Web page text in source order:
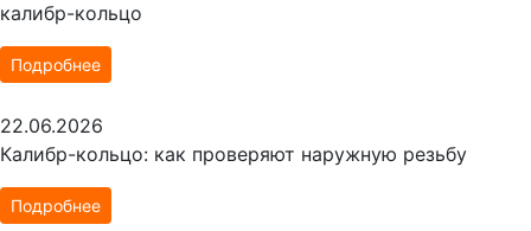
калибр-кольцо
Подробнее
22.06.2026
Калибр-кольцо: как проверяют наружную резьбу
Подробнее